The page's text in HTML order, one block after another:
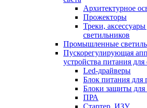
Архитектурное
Прожекторы
Треки,
светильников
Промышленные
Пускорегулирующая
устройства питания
Led-драйверы
Блок питания для
Блоки защиты для
ПРА
Стартер, ИЗУ